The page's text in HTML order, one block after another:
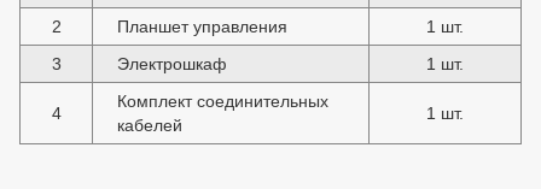
2 Планшет управления
1 шт.
3
Электрошкаф 1 шт.
4
Комплект соединительных
кабелей
1 шт.